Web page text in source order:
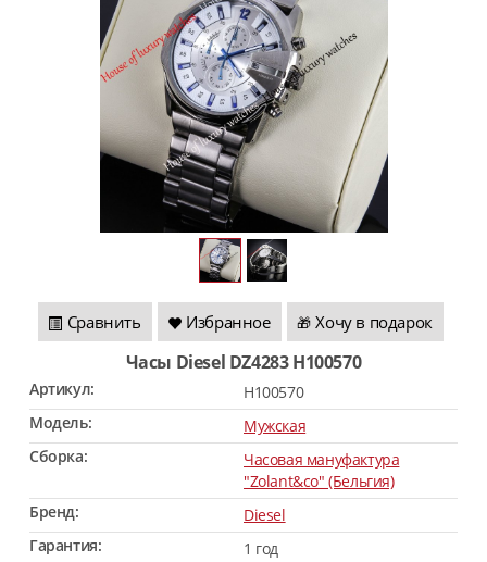
Сравнить Избранное 🎁 Хочу в подарок
Часы Diesel DZ4283 H100570
Артикул:
H100570
Модель:
Мужская
Сборка:
Часовая мануфактура
"Zolant&co" (Бельгия)
Бренд:
Diesel
Гарантия:
1 год